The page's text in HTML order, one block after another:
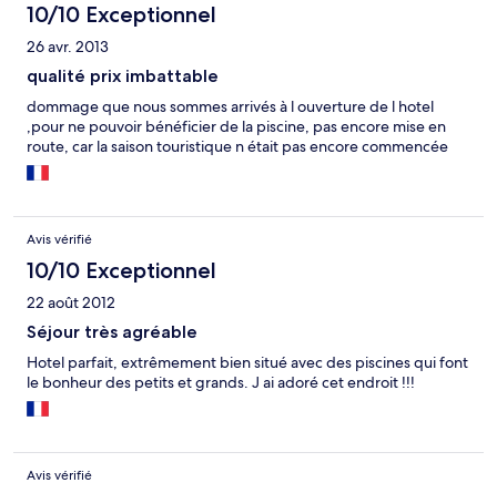
10/10 Exceptionnel
26 avr. 2013
qualité prix imbattable
dommage que nous sommes arrivés à l ouverture de l hotel
,pour ne pouvoir bénéficier de la piscine, pas encore mise en
route, car la saison touristique n était pas encore commencée
Avis vérifié
10/10 Exceptionnel
22 août 2012
Séjour très agréable
Hotel parfait, extrêmement bien situé avec des piscines qui font
le bonheur des petits et grands. J ai adoré cet endroit !!!
Avis vérifié